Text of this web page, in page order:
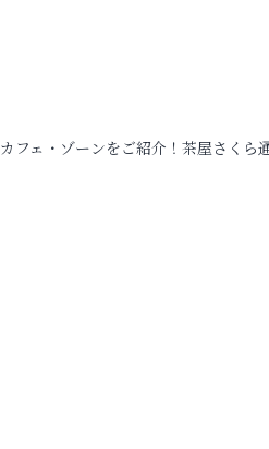
フェ・ゾーンをご紹介！茶屋さくら